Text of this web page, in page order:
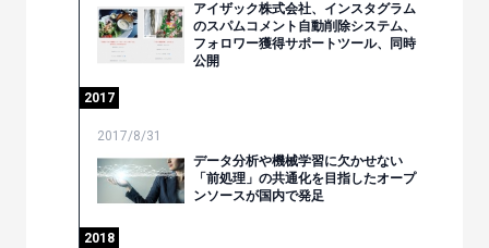
アイザック株式会社、インスタグラム
のスパムコメント自動削除システム、
フォロワー獲得サポートツール、同時
公開
2017
2017/8/31
データ分析や機械学習に欠かせない
「前処理」の共通化を目指したオープ
ンソースが国内で発足
2018